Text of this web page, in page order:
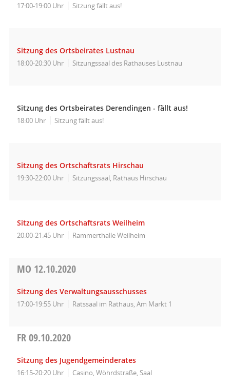
17:00-19:00 Uhr Sitzung fällt aus!
Sitzung des Ortsbeirates Lustnau
18:00-20:30 Uhr Sitzungssaal des Rathauses Lustnau
Sitzung des Ortsbeirates Derendingen - fällt aus!
18:00 Uhr Sitzung fällt aus!
Sitzung des Ortschaftsrats Hirschau
19:30-22:00 Uhr Sitzungssaal, Rathaus Hirschau
Sitzung des Ortschaftsrats Weilheim
20:00-21:45 Uhr Rammerthalle Weilheim
MO 12.10.2020
Sitzung des Verwaltungsausschusses
17:00-19:55 Uhr Ratssaal im Rathaus, Am Markt 1
FR09.10.2020
Sitzung des Jugendgemeinderates
16:15-20:20 Uhr Casino, Wöhrdstraße, Saal